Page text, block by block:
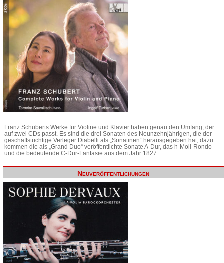
Franz Schuberts Werke für Violine und Klavier haben genau den Umfang, der
auf zwei CDs passt. Es sind die drei Sonaten des Neunzehnjährigen, die der
geschäftstüchtige Verleger Diabelli als „Sonatinen“ herausgegeben hat, dazu
kommen die als „Grand Duo“ veröffentlichte Sonate A-Dur, das h-Moll-Rondo
und die bedeutende C-Dur-Fantasie aus dem Jahr 1827.
Neuveröffentlichungen